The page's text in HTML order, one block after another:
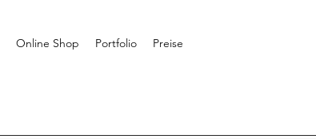
Online Shop Portfolio Preise